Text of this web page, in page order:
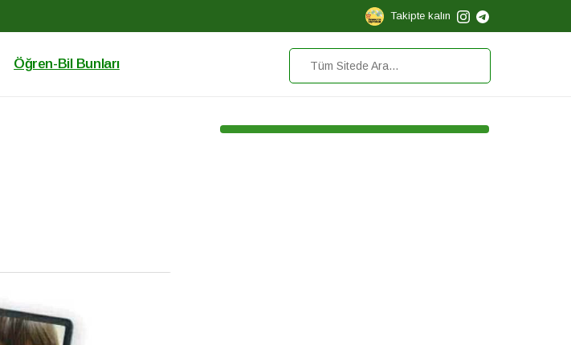
Takipte kalın
Öğren-Bil Bunları